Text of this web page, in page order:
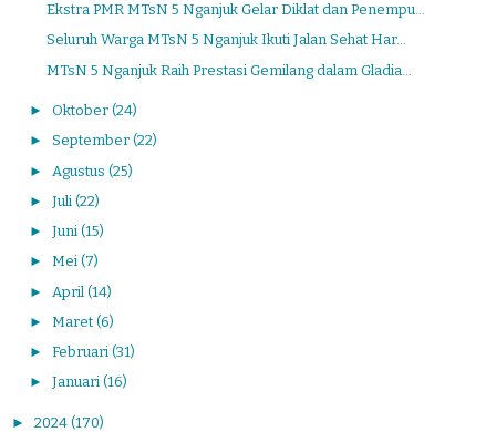
Ekstra PMR MTsN 5 Nganjuk Gelar Diklat dan Penempu...
Seluruh Warga MTsN 5 Nganjuk Ikuti Jalan Sehat Har...
MTsN 5 Nganjuk Raih Prestasi Gemilang dalam Gladia...
► Oktober (24)
► September (22)
► Agustus (25)
► Juli (22)
► Juni (15)
► Mei (7)
► April (14)
► Maret (6)
► Februari (31)
► Januari (16)
► 2024 (170)